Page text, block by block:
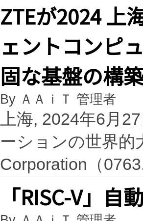
ZTEが2024 上
ェントコンピ
固な基盤の構
By ＡＡｉＴ 管理者
上海, 2024年6月
ーションの世界
Corporation（
「RISC-V」